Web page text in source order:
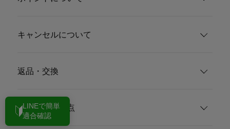
キャンセルについて
返品・交換
その他の注意点
LINEで簡単
適合確認